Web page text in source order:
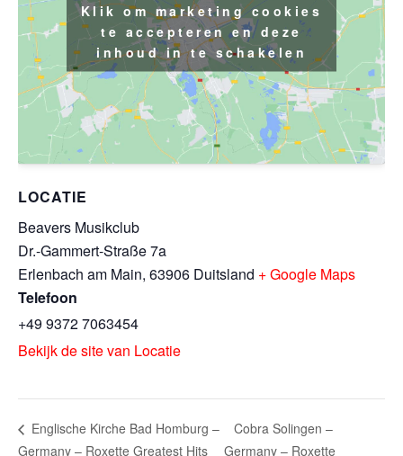
LOCATIE
Beavers Musikclub
Dr.-Gammert-Straße 7a
Erlenbach am Main, 63906 Duitsland + Google Maps
Telefoon
+49 9372 7063454
Bekijk de site van Locatie
Klik om marketing cookies
te accepteren en deze
inhoud in te schakelen
Englische Kirche Bad Homburg –
Germany – Roxette Greatest Hits
Cobra Solingen –
Germany – Roxette